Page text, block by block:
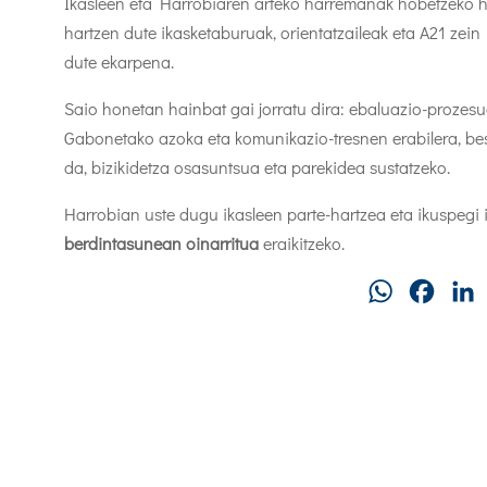
hartzen dute ikasketaburuak, orientatzaileak eta A21
dute ekarpena.
Saio honetan hainbat gai jorratu dira: ebaluazio-
Gabonetako azoka eta komunikazio-tresnen erabilera,
da, bizikidetza osasuntsua eta parekidea sustatzeko.
Harrobian uste dugu ikasleen parte-hartzea eta
berdintasunean oinarrituaeraikitzeko.
WhatsApp